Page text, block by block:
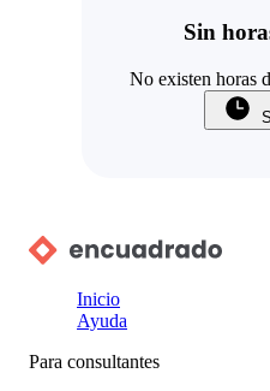
Sin
No existen horas
Inicio
Ayuda
Para consultantes